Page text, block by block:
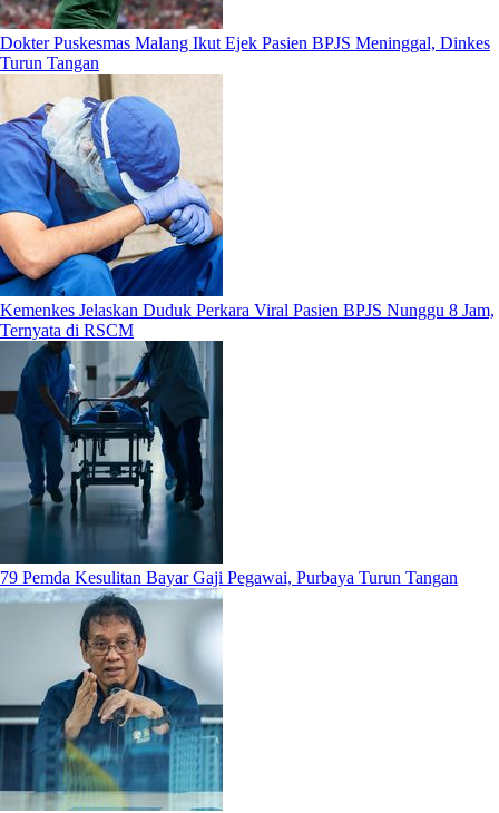
Dokter Puskesmas Malang Ikut Ejek Pasien BPJS Meninggal, Dinkes
Turun Tangan
Kemenkes Jelaskan Duduk Perkara Viral Pasien BPJS Nunggu 8 Jam,
Ternyata di RSCM
79 Pemda Kesulitan Bayar Gaji Pegawai, Purbaya Turun Tangan